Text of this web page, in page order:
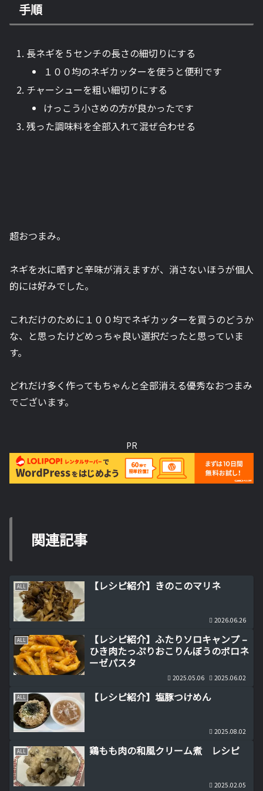
手順
長ネギを５センチの長さの細切りにする
１００均のネギカッターを使うと便利です
チャーシューを粗い細切りにする
けっこう小さめの方が良かったです
残った調味料を全部入れて混ぜ合わせる
超おつまみ。
ネギを水に晒すと辛味が消えますが、消さないほうが個人
的には好みでした。
これだけのために１００均でネギカッターを買うのどうか
な、と思ったけどめっちゃ良い選択だったと思っていま
す。
どれだけ多く作ってもちゃんと全部消える優秀なおつまみ
でございます。
PR
関連記事
ALL 【レシピ紹介】きのこのマリネ
2026.06.26
ALL
【レシピ紹介】ふたりソロキャンプ –
ひき肉たっぷりおこりんぼうのボロネ
ーゼパスタ
2025.05.06 2025.06.02
ALL 【レシピ紹介】塩豚つけめん
2025.08.02
ALL 鶏もも肉の和風クリーム煮 レシピ
2025.02.05